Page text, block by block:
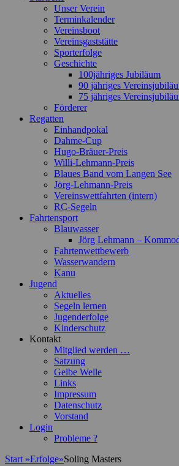
Unser Verein
Terminkalender
Vereinsboot
Vereinsgaststätte
Sporterfolge
Geschichte
100jähriges Jubiläum
90 jähriges
75 jähriges
Förderer
Regatten
Einhandpokal
Dahme-Cup
Hugo-Bräuer-Preis
Willi-Lehmann-Preis
Blaues Band vom Langen See
Jörg-Lehmann-Preis
Vereinswettfahrten (intern)
RC-Segeln
Fahrtensport
Blauwasser
Jörg Lehmann –
Fahrtenwettbewerb
Wasserwandern
Kanu
Jugend
Aktuelles
Segeln lernen
Jugenderfolge
Kinderschutz
Kontakt
Mitglied werden …
Satzung
Gelbe Welle
Links
Impressum
Datenschutz
Vorstand
Login
Probleme ?
Start »Erfolge»Soling Masters